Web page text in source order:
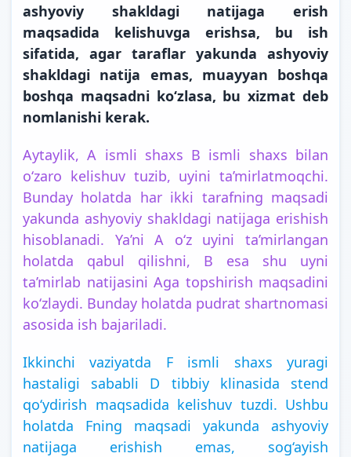
ashyoviy shakldagi natijaga erish
maqsadida kelishuvga erishsa, bu ish
sifatida, agar taraflar yakunda ashyoviy
shakldagi natija emas, muayyan boshqa
boshqa maqsadni ko‘zlasa, bu xizmat deb
nomlanishi kerak.
Aytaylik, A ismli shaxs B ismli shaxs bilan
o‘zaro kelishuv tuzib, uyini ta’mirlatmoqchi.
Bunday holatda har ikki tarafning maqsadi
yakunda ashyoviy shakldagi natijaga erishish
hisoblanadi. Ya’ni A o‘z uyini ta’mirlangan
holatda qabul qilishni, B esa shu uyni
ta’mirlab natijasini Aga topshirish maqsadini
ko‘zlaydi. Bunday holatda pudrat shartnomasi
asosida ish bajariladi.
Ikkinchi vaziyatda F ismli shaxs yuragi
hastaligi sababli D tibbiy klinasida stend
qo‘ydirish maqsadida kelishuv tuzdi. Ushbu
holatda Fning maqsadi yakunda ashyoviy
natijaga erishish emas, sog‘ayish